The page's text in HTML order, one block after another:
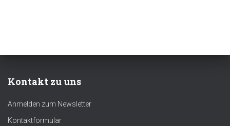
Kontakt zu uns
Anmelden zum Newsletter
Kontaktformular